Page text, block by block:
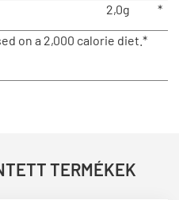
2,0g *
on a 2,000 calorie diet.*
TERMÉKEK